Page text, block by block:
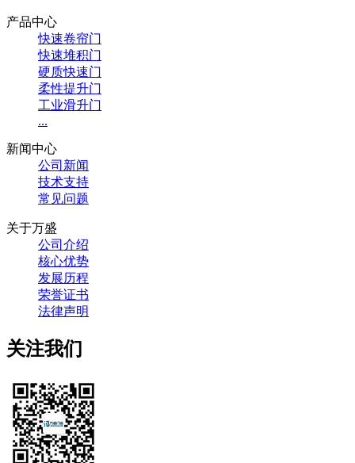
产品中心
快速卷帘门
快速堆积门
硬质快速门
柔性提升门
工业滑升门
...
新闻中心
公司新闻
技术支持
常见问题
关于万盛
公司介绍
核心优势
发展历程
荣誉证书
法律声明
关注我们